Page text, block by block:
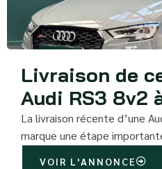
Livraison de
Audi RS3 8v2
La livraison récente d’une
marque une étape
VOIR L'ANNONCE